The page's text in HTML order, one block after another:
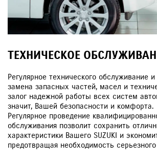
ТЕХНИЧЕСКОЕ
Регулярное технического обслуживание
замена запасных частей, масел и
залог надежной работы всех систем
значит, Вашей безопасности и комфорта.
Регулярное проведение
обслуживания позволит сохранить
характеристики Вашего SUZUKI и
предотвращая необходимость